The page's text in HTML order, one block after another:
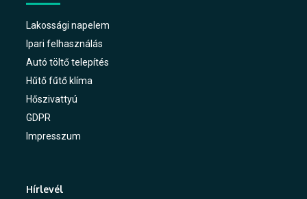
Lakossági napelem
Ipari felhasználás
Autó töltő telepítés
Hűtő fűtő klíma
Hőszivattyú
GDPR
Impresszum
Hírlevél